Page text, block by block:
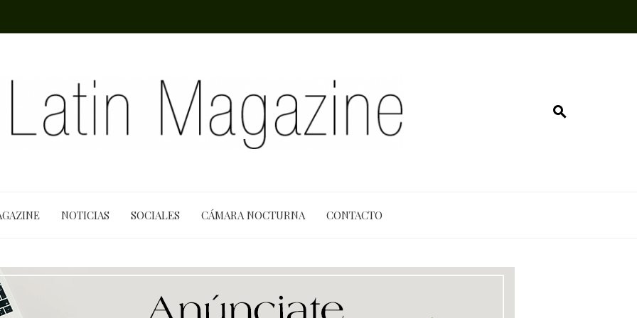
NOTICIAS SOCIALES CÁMARA NOCTURNA CONTACTO